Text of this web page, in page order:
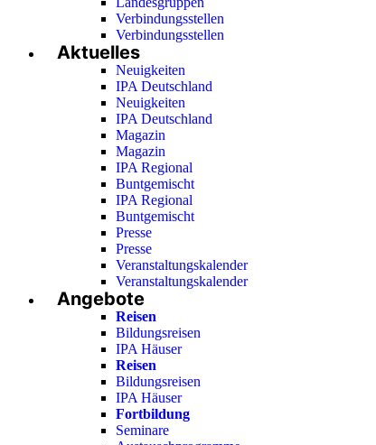
Verbindungsstellen
Verbindungsstellen
Aktuelles
Neuigkeiten
IPA Deutschland
Neuigkeiten
IPA Deutschland
Magazin
Magazin
IPA Regional
Buntgemischt
IPA Regional
Buntgemischt
Presse
Presse
Veranstaltungskalender
Veranstaltungskalender
Angebote
Reisen
Bildungsreisen
IPA Häuser
Reisen
Bildungsreisen
IPA Häuser
Fortbildung
Seminare